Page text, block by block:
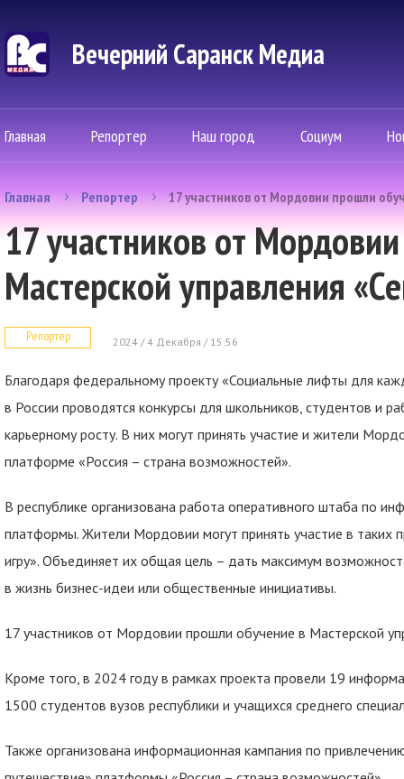
Вечерний Саранск Mедиа
Главная Репортер Наш город Социум
Главная Репортер 17 участников от Мордовии прошли
17 участников от
Мастерской управления
Репортер 2024 / 4 Декабря / 15:56
Благодаря федеральному проекту «Социальные лифты для
в России проводятся конкурсы для школьников, студентов и
карьерному росту. В них могут принять участие и жители
платформе «Россия – страна возможностей».
В республике организована работа оперативного штаба по
платформы. Жители Мордовии могут принять участие в таких
игру». Объединяет их общая цель – дать максимум
в жизнь бизнес-идеи или общественные инициативы.
17 участников от Мордовии прошли обучение в Мастерской
Кроме того, в 2024 году в рамках проекта провели 19
1500 студентов вузов республики и учащихся среднего
Также организована информационная кампания по